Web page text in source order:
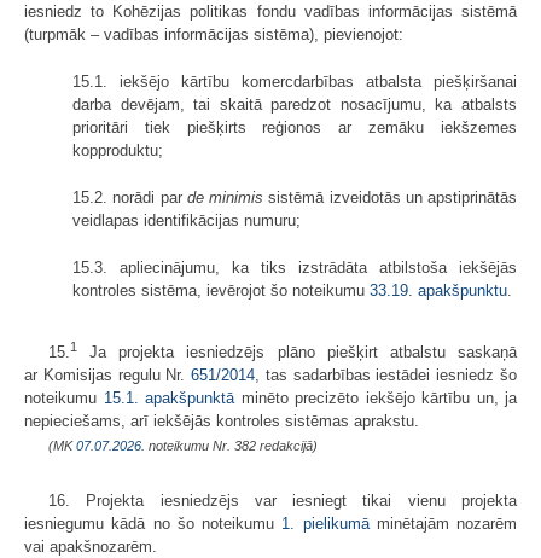
iesniedz to Kohēzijas politikas fondu vadības informācijas sistēmā
(turpmāk – vadības informācijas sistēma), pievienojot:
15.1. iekšējo kārtību komercdarbības atbalsta piešķiršanai
darba devējam, tai skaitā paredzot nosacījumu, ka atbalsts
prioritāri tiek piešķirts reģionos ar zemāku iekšzemes
kopproduktu;
15.2. norādi par de minimis sistēmā izveidotās un apstiprinātās
veidlapas identifikācijas numuru;
15.3. apliecinājumu, ka tiks izstrādāta atbilstoša iekšējās
kontroles sistēma, ievērojot šo noteikumu 33.19. apakšpunktu
15.1
Ja projekta iesniedzējs plāno piešķirt atbalstu saskaņā
ar Komisijas regulu Nr.651/2014, tas sadarbības iestādei iesniedz šo
noteikumu 15.1. apakšpunktāminēto precizēto iekšējo kārtību un, ja
nepieciešams, arī iekšējās kontroles sistēmas aprakstu.
(MK07.07.2026. noteikumu Nr. 382 redakcijā)
16. Projekta iesniedzējs var iesniegt tikai vienu projekta
iesniegumu kādā no šo noteikumu 1. pielikumāminētajām nozarēm
vai apakšnozarēm.